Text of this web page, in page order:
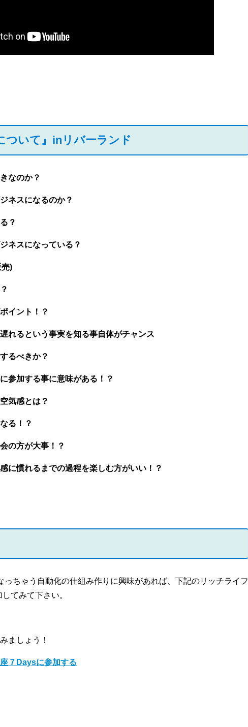
ついて』inリバーランド
なのか？
ネスになるのか？
？
ネスになっている？
)
イント！？
れるという事実を知る事自体がチャンス
るべきか？
参加する事に意味がある！？
気感とは？
る！？
の方が大事！？
に慣れるまでの過程を楽しむ方がいい！？
っちゃう自動化の仕組み作りに興味があれば、下記のリッチライフ
てみて下さい。
ましょう！
７Daysに参加する